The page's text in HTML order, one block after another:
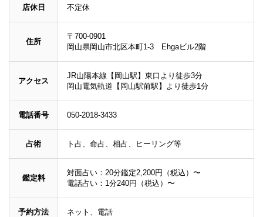
店休日 不定休
住所
〒700-0901
岡山県岡山市北区本町1-3 Ehgaビル2階
アクセス
JR山陽本線【岡山駅】東口より徒歩3分
岡山電気軌道【岡山駅前駅】より徒歩1分
電話番号 050-2018-3433
占術 ト占、命占、相占、ヒーリング等
鑑定料
対面占い：20分鑑定2,200円（税込）〜
電話占い：1分240円（税込）〜
予約方法 ネット、電話